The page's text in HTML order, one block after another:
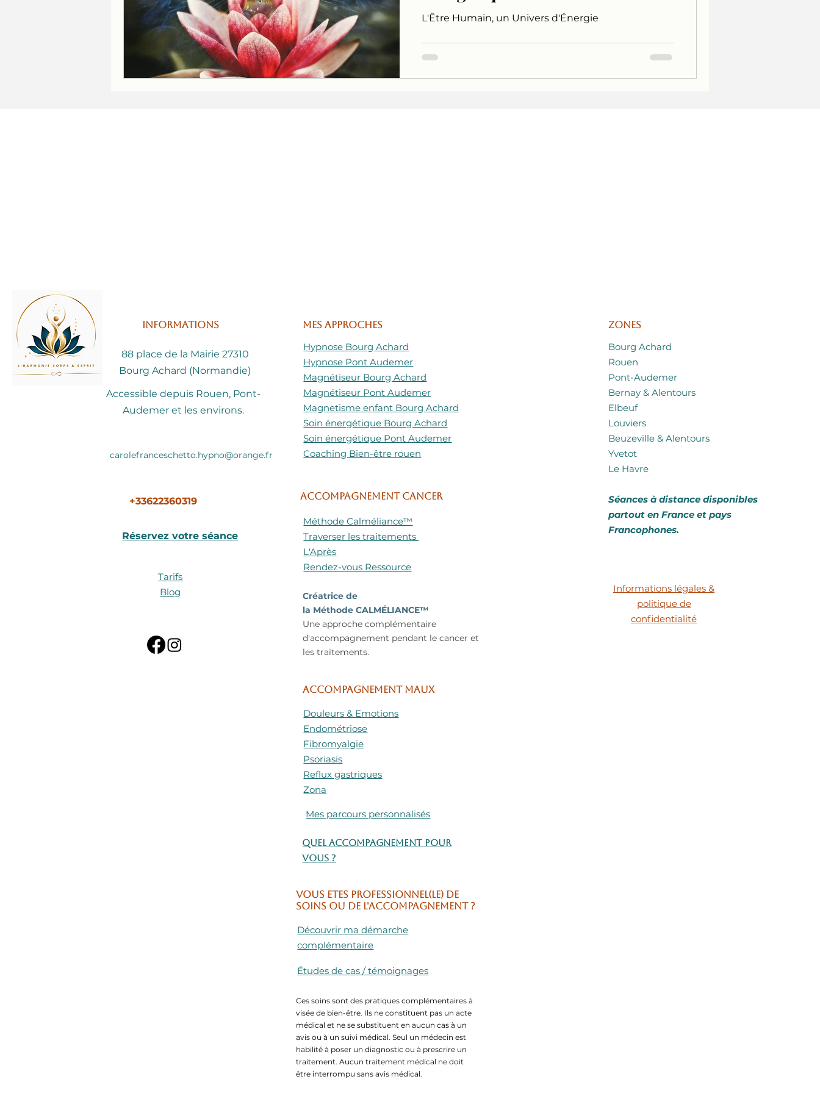
L'Être Humain, un Univers d'Énergie
Informations
88 place de la Mairie 27310
Bourg Achard (Normandie)
Accessible depuis Rouen, Pont-
Audemer et les environs.
carolefranceschetto.hypno@orange.fr
+33622360319
Réservez votre séance
Tarifs
Blog
Mes approches
Hypnose Bourg Achard
Hypnose Pont Audemer
Magnétiseur Bourg Achard
Magnétiseur Pont Audemer
Magnetisme enfant Bourg Achard
Soin énergétique Bourg Achard
Soin énergétique Pont Audemer
Coaching Bien-être rouen
ACCOMPAGNEMENT CANCER
Méthode Calméliance™
Traverser les traitements
L'Après
Rendez-vous Ressource
Créatrice de
la Méthode CALMÉLIANCE™
Une approche complémentaire
d'accompagnement pendant le cancer et
les traitements.
ACCOMPAGNEMENT MAUX
Douleurs & Emotions
Endométriose
Fibromyalgie
Psoriasis
Reflux gastriques
Zona
Mes parcours personnalisés
Quel accompagnement pour
vous ?
Vous etes professionnel(LE) DE
SOINS OU DE L'ACCOMPAGNEMENT ?
Découvrir ma démarche
complémentaire
Études de cas / témoignages
Ces soins sont des pratiques complémentaires à
visée de bien-être. Ils ne constituent pas un acte
médical et ne se substituent en aucun cas à un
avis ou à un suivi médical. Seul un médecin est
habilité à poser un diagnostic ou à prescrire un
traitement. Aucun traitement médical ne doit
être interrompu sans avis médical.
Zones
Bourg Achard
Rouen
Pont-Audemer
Bernay & Alentours
Elbeuf
Louviers
Beuzeville & Alentours
Yvetot
Le Havre
​Séances à distance disponibles
partout en France et pays
Francophones.
Informations légales &
politique de
confidentialité